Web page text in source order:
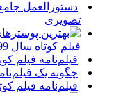
دستورالعمل
تصویری
فیلم کوتاه سال 1399
فیلم‌نامه فیلم
چگونه یک
فیلم‌نامه فیلم